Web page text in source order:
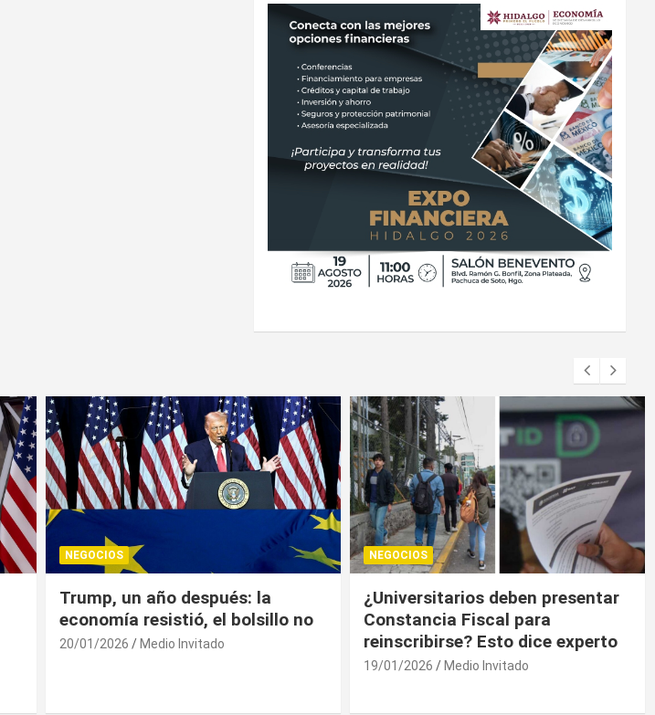
NEGOCIOS
¿Universitarios deben presentar
Constancia Fiscal para
reinscribirse? Esto dice experto
NEGOCIOS
Trump contiene el déficit
comercial de bienes, pero sin
descenso
19/01/2026 Medio Invitado